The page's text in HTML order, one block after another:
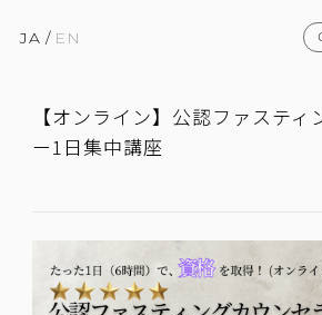
JA / EN
【オンライン】公認ファスティ
ー1日集中講座